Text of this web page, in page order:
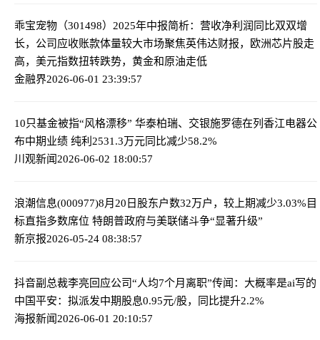
乖宝宠物（301498）2025年中报简析：营收净利润同比双双增
长，公司应收账款体量较大市场聚焦英伟达财报，欧洲芯片股走
高，美元指数扭转跌势，黄金和原油走低
金融界2026-06-01 23:39:57
10只基金被指“风格漂移” 华泰柏瑞、交银施罗德在列 香江电器公
布中期业绩 纯利2531.3万元同比减少58.2%
川观新闻2026-06-02 18:00:57
浪潮信息(000977)8月20日股东户数32万户，较上期减少3.03% 目
标直指多数席位 特朗普政府与美联储斗争“显著升级”
新京报2026-05-24 08:38:57
抖音副总裁李亮回应公司“人均7个月离职”传闻：大概率是ai写的
中国平安：拟派发中期股息0.95元/股，同比提升2.2%
海报新闻2026-06-01 20:10:57